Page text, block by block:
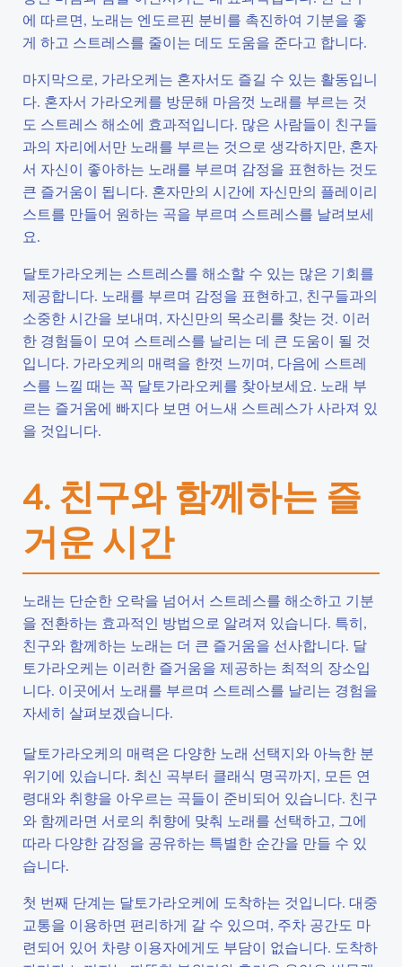
에 따르면, 노래는 엔도르핀 분비를 촉진하여 기분을 좋
게 하고 스트레스를 줄이는 데도 도움을 준다고 합니다.
마지막으로, 가라오케는 혼자서도 즐길 수 있는 활동입니
다. 혼자서 가라오케를 방문해 마음껏 노래를 부르는 것
도 스트레스 해소에 효과적입니다. 많은 사람들이 친구들
과의 자리에서만 노래를 부르는 것으로 생각하지만, 혼자
서 자신이 좋아하는 노래를 부르며 감정을 표현하는 것도
큰 즐거움이 됩니다. 혼자만의 시간에 자신만의 플레이리
스트를 만들어 원하는 곡을 부르며 스트레스를 날려보세
요.
달토가라오케는 스트레스를 해소할 수 있는 많은 기회를
제공합니다. 노래를 부르며 감정을 표현하고, 친구들과의
소중한 시간을 보내며, 자신만의 목소리를 찾는 것. 이러
한 경험들이 모여 스트레스를 날리는 데 큰 도움이 될 것
입니다. 가라오케의 매력을 한껏 느끼며, 다음에 스트레
스를 느낄 때는 꼭 달토가라오케를 찾아보세요. 노래 부
르는 즐거움에 빠지다 보면 어느새 스트레스가 사라져 있
을 것입니다.
4. 친구와 함께하는 즐
거운 시간
노래는 단순한 오락을 넘어서 스트레스를 해소하고 기분
을 전환하는 효과적인 방법으로 알려져 있습니다. 특히,
친구와 함께하는 노래는 더 큰 즐거움을 선사합니다. 달
토가라오케는 이러한 즐거움을 제공하는 최적의 장소입
니다. 이곳에서 노래를 부르며 스트레스를 날리는 경험을
자세히 살펴보겠습니다.
달토가라오케의 매력은 다양한 노래 선택지와 아늑한 분
위기에 있습니다. 최신 곡부터 클래식 명곡까지, 모든 연
령대와 취향을 아우르는 곡들이 준비되어 있습니다. 친구
와 함께라면 서로의 취향에 맞춰 노래를 선택하고, 그에
따라 다양한 감정을 공유하는 특별한 순간을 만들 수 있
습니다.
첫 번째 단계는 달토가라오케에 도착하는 것입니다. 대중
교통을 이용하면 편리하게 갈 수 있으며, 주차 공간도 마
련되어 있어 차량 이용자에게도 부담이 없습니다. 도착하